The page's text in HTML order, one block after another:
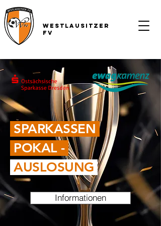
Westlausitzer
FV
SPARKASSEN
POKAL -
AUSLOSUNG
Informationen